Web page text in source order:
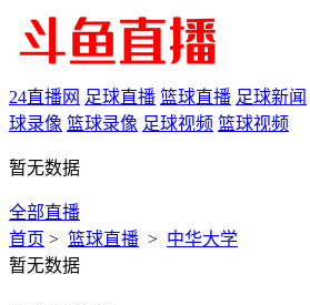
24直播网 足球直播 篮球直播 足球新闻
球录像 篮球录像 足球视频 篮球视频
暂无数据
全部直播
首页 > 篮球直播 > 中华大学
暂无数据